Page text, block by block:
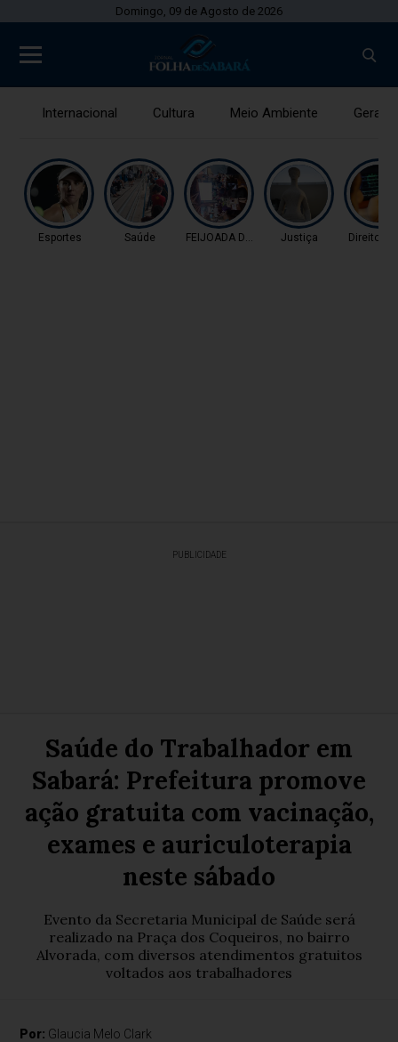
Domingo, 09 de Agosto de 2026
Internacional Cultura Meio Ambiente Gerais
Esportes Saúde FEIJOADA DA PROPAGAN
Justiça Direitos
PUBLICIDADE
Saúde do Trabalhador em
Sabará: Prefeitura promove
ação gratuita com vacinação,
exames e auriculoterapia
neste sábado
Evento da Secretaria Municipal de Saúde será
realizado na Praça dos Coqueiros, no bairro
Alvorada, com diversos atendimentos gratuitos
voltados aos trabalhadores
Por: Glaucia Melo Clark